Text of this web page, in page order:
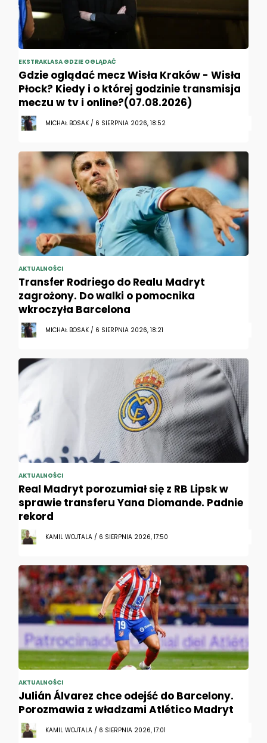
EKSTRAKLASA GDZIE OGLĄDAĆ
Gdzie oglądać mecz Wisła Kraków - Wisła
Płock? Kiedy i o której godzinie transmisja
meczu w tv i online?(07.08.2026)
MICHAŁ BOSAK / 6 SIERPNIA 2026, 18:52
AKTUALNOŚCI
Transfer Rodriego do Realu Madryt
zagrożony. Do walki o pomocnika
wkroczyła Barcelona
MICHAŁ BOSAK / 6 SIERPNIA 2026, 18:21
AKTUALNOŚCI
Real Madryt porozumiał się z RB Lipsk w
sprawie transferu Yana Diomande. Padnie
rekord
KAMIL WOJTALA / 6 SIERPNIA 2026, 17:50
AKTUALNOŚCI
Julián Álvarez chce odejść do Barcelony.
Porozmawia z władzami Atlético Madryt
KAMIL WOJTALA / 6 SIERPNIA 2026, 17:01